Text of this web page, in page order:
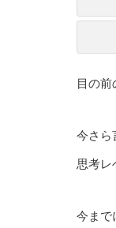
目の前
今さら
思考レ
今まで